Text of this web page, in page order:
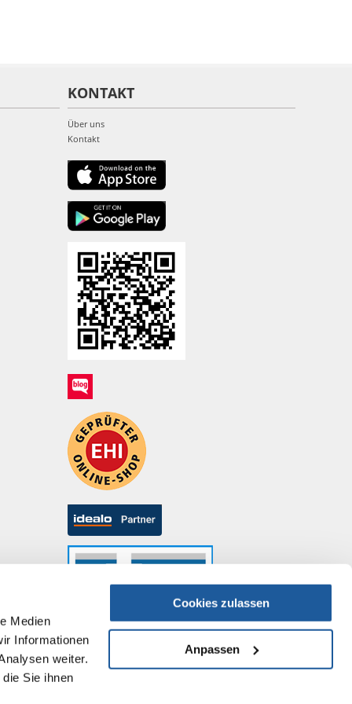
Medien
Informationen
weiter.
Sie ihnen
Cookies zulassen
Anpassen
KONTAKT
Über uns
Kontakt